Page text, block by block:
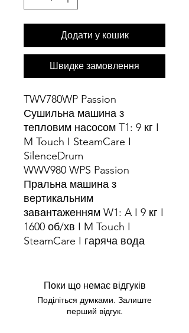
Додати у кошик
Швидке замовлення
TWV780WP Passion
Сушильна машина з
тепловим насосом T1: 9 кг I
M Touch I SteamCare I
SilenceDrum
WWV980 WPS Passion
Пральна машина з
вертикальним
завантаженням W1: A I 9 кг I
1600 об/хв I M Touch I
SteamCare I гаряча вода
Поки що немає відгуків
Поділіться думками. Залиште
перший відгук.